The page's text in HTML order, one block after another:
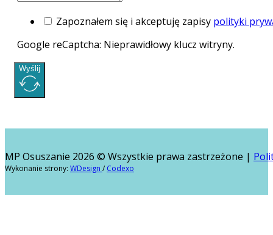
Zapoznałem się i akceptuję zapisy polityki
Google reCaptcha: Nieprawidłowy klucz witryny.
Wyślij
MP Osuszanie 2026 © Wszystkie prawa zastrzeżone |
Wykonanie strony: WDesign / Codexo